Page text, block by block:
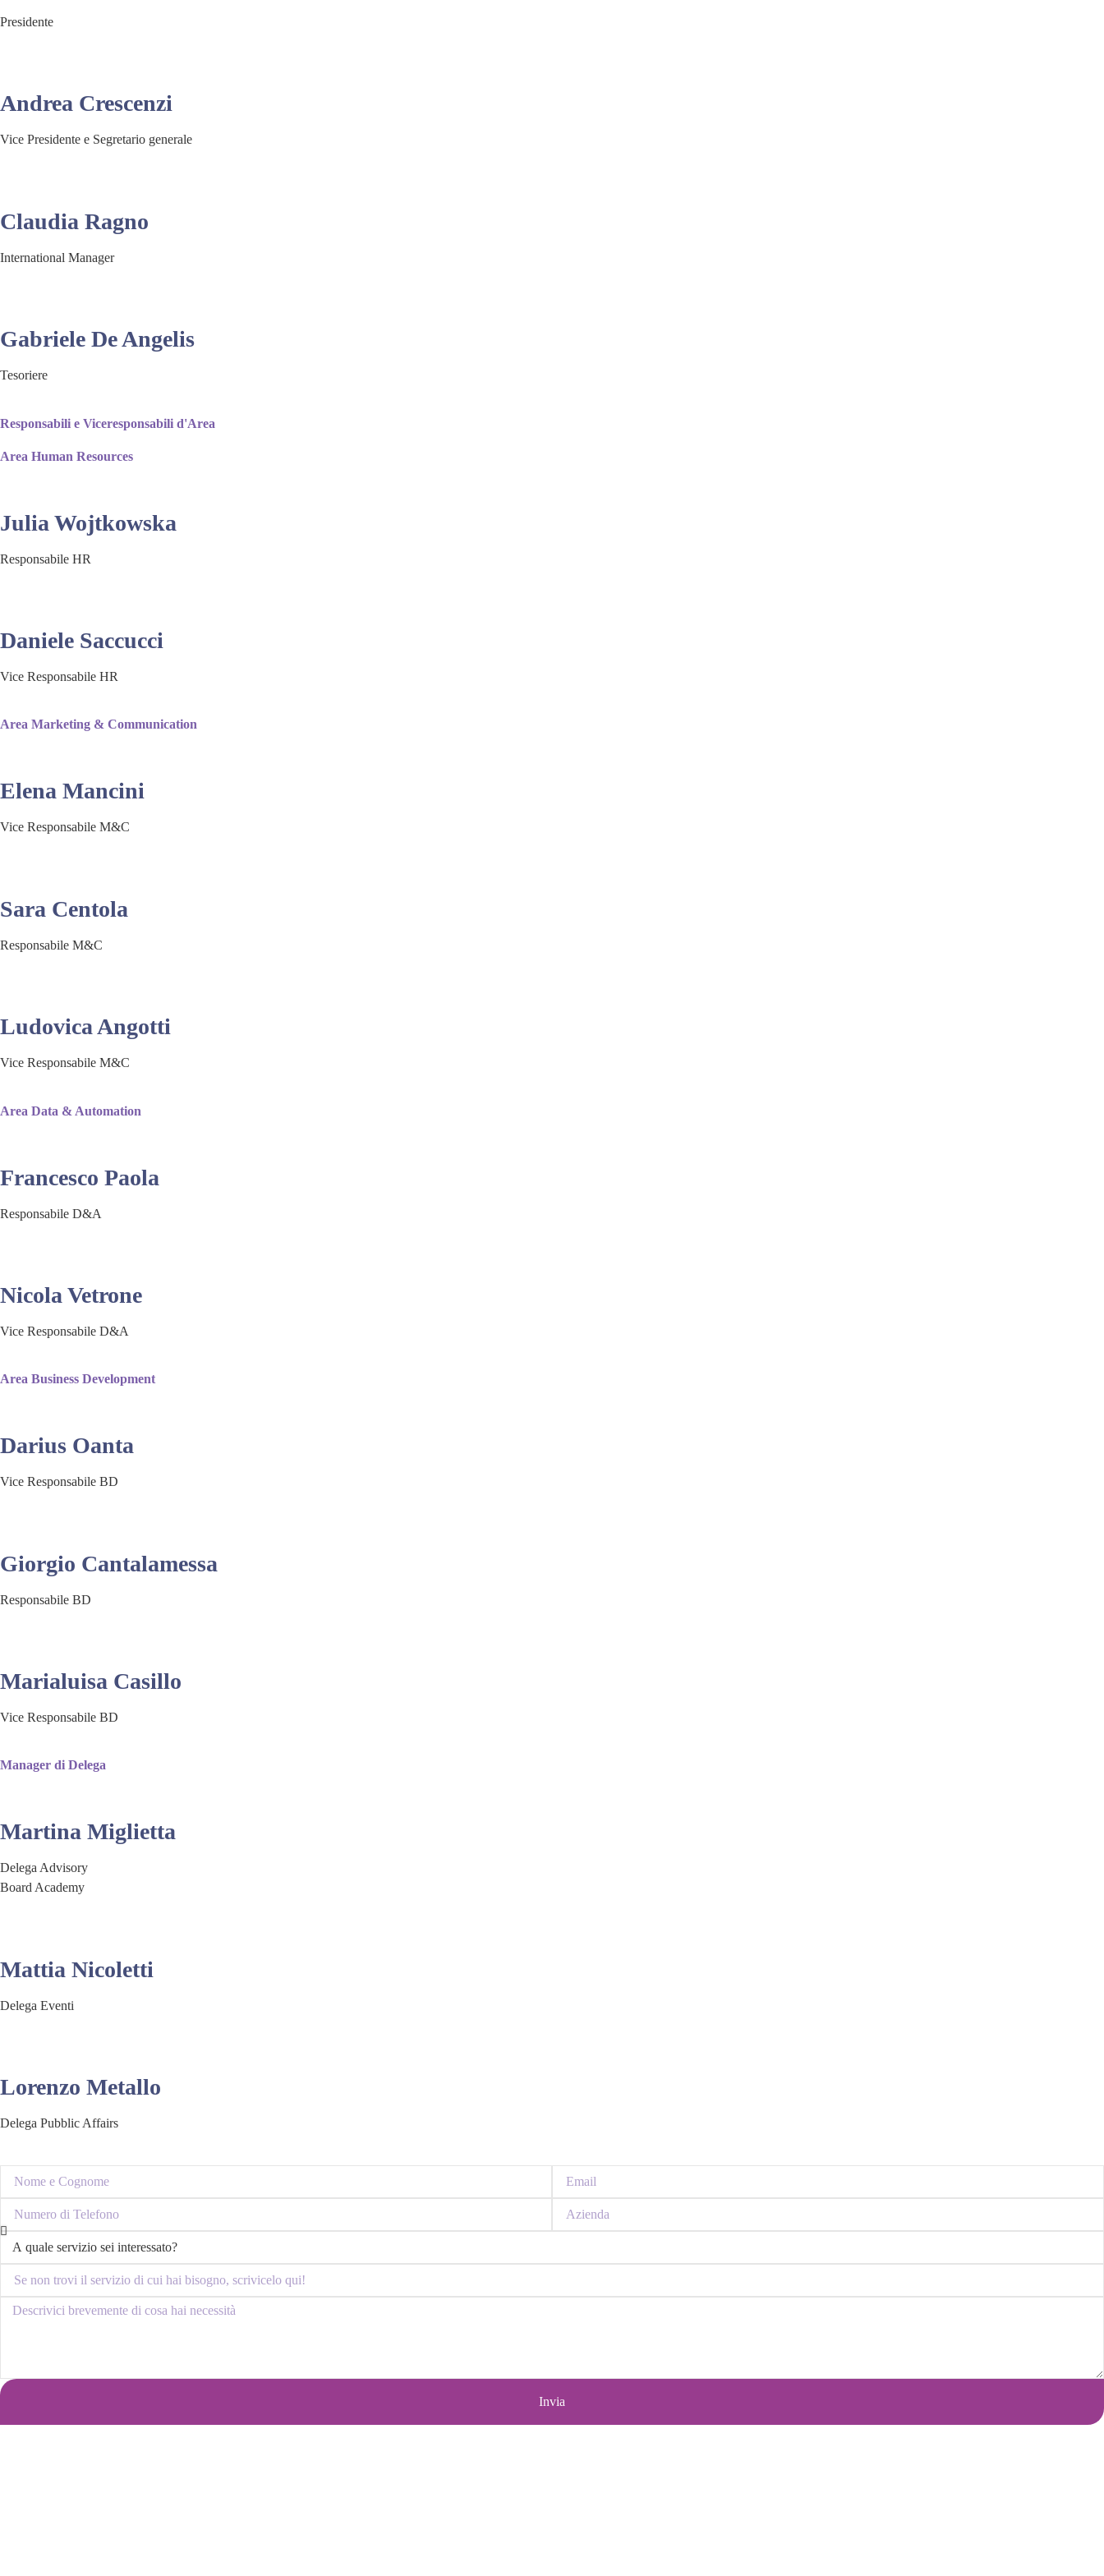
Presidente
Andrea Crescenzi
Vice Presidente e Segretario generale
Claudia Ragno
International Manager
Gabriele De Angelis
Tesoriere
Responsabili e Viceresponsabili d'Area
Area Human Resources
Julia Wojtkowska
Responsabile HR
Daniele Saccucci
Vice Responsabile HR
Area Marketing & Communication
Elena Mancini
Vice Responsabile M&C
Sara Centola
Responsabile M&C
Ludovica Angotti
Vice Responsabile M&C
Area Data & Automation
Francesco Paola
Responsabile D&A
Nicola Vetrone
Vice Responsabile D&A
Area Business Development
Darius Oanta
Vice Responsabile BD
Giorgio Cantalamessa
Responsabile BD
Marialuisa Casillo
Vice Responsabile BD
Manager di Delega
Martina Miglietta
Delega Advisory
Board Academy
Mattia Nicoletti
Delega Eventi
Lorenzo Metallo
Delega Pubblic Affairs
Invia